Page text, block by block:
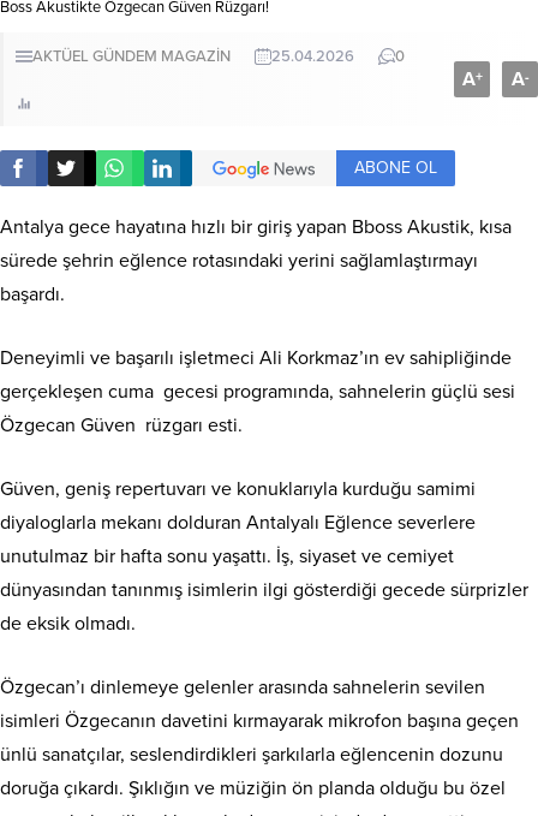
Boss Akustikte Özgecan Güven Rüzgarı!
AKTÜEL GÜNDEM MAGAZİN 25.04.2026 0
A+ A-
ABONE OL
Antalya gece hayatına hızlı bir giriş yapan Bboss Akustik, kısa
sürede şehrin eğlence rotasındaki yerini sağlamlaştırmayı
başardı.
Deneyimli ve başarılı işletmeci Ali Korkmaz’ın ev sahipliğinde
gerçekleşen cuma gecesi programında, sahnelerin güçlü sesi
Özgecan Güven rüzgarı esti.
Güven, geniş repertuvarı ve konuklarıyla kurduğu samimi
diyaloglarla mekanı dolduran Antalyalı Eğlence severlere
unutulmaz bir hafta sonu yaşattı. İş, siyaset ve cemiyet
dünyasından tanınmış isimlerin ilgi gösterdiği gecede sürprizler
de eksik olmadı.
Özgecan’ı dinlemeye gelenler arasında sahnelerin sevilen
isimleri Özgecanın davetini kırmayarak mikrofon başına geçen
ünlü sanatçılar, seslendirdikleri şarkılarla eğlencenin dozunu
doruğa çıkardı. Şıklığın ve müziğin ön planda olduğu bu özel